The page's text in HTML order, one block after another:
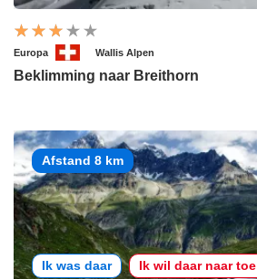
Europa Wallis Alpen
Beklimming naar Breithorn
Afstand 8 km
Ik was daar Ik wil daar naar toe